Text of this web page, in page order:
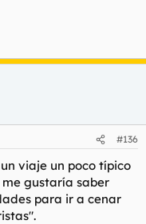
#136
viaje un poco típico
me gustaría saber
para ir a cenar